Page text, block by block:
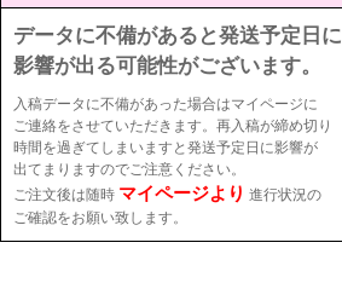
データに不備があると発送予定日に
影響が出る可能性がございます。
入稿データに不備があった場合はマイページに
ご連絡をさせていただきます。再入稿が締め切り
時間を過ぎてしまいますと発送予定日に影響が
出てまりますのでご注意ください。
ご注文後は随時 マイページより 進行状況の
ご確認をお願い致します。